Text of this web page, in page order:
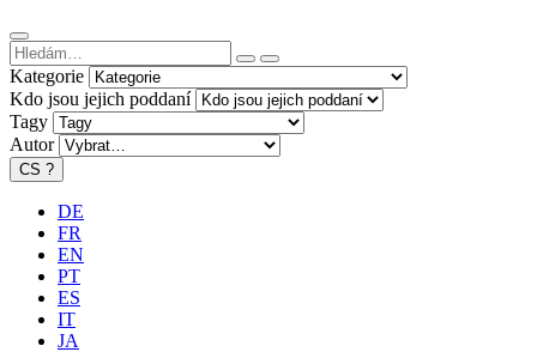
Kategorie
Kdo jsou jejich poddaní
Tagy
Autor
CS ?
DE
FR
EN
PT
ES
IT
JA